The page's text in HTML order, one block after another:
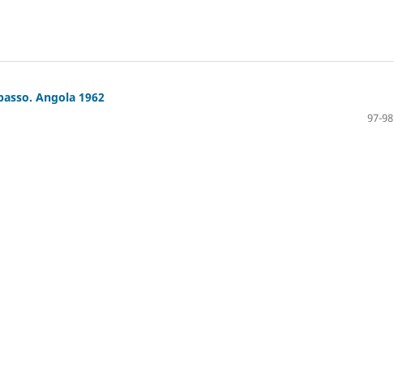
Angola 1962
97-98